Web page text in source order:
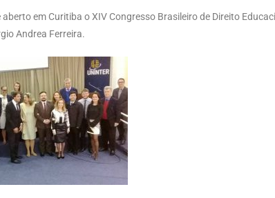
em Curitiba o XIV Congresso Brasileiro de Direito
Andrea Ferreira.